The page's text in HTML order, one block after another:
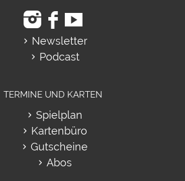
Newsletter
Podcast
TERMINE UND KARTEN
Spielplan
Kartenbüro
Gutscheine
Abos